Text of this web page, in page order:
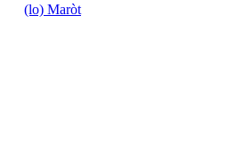
(lo) Maròt